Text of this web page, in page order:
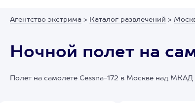
Агентство экстрима > Каталог развлечений >
Ночной полет на
Полет на самолете Cessna-172 в Москве над